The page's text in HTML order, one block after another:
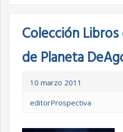
Colección
de Planeta
10 marzo 2011
editorProspectiva